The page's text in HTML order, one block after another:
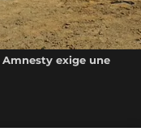
Amnesty exige une